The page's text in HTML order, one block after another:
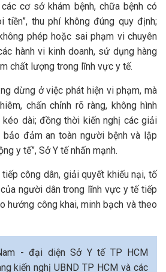
cơ sở khám bệnh, chữa bệnh có
tiền”, thu phí không đúng quy định;
phép hoặc sai phạm vi chuyên
hành vi kinh doanh, sử dụng hàng
chất lượng trong lĩnh vực y tế.
dừng ở việc phát hiện vi phạm, mà
chấn chỉnh rõ ràng, không hình
dài; đồng thời kiến nghị các giải
bảo đảm an toàn người bệnh và lập
y tế”, Sở Y tế nhấn mạnh.
công dân, giải quyết khiếu nại, tố
người dân trong lĩnh vực y tế tiếp
hướng công khai, minh bạch và theo
- đại diện Sở Y tế TP HCM
kiến nghị UBND TP HCM và các